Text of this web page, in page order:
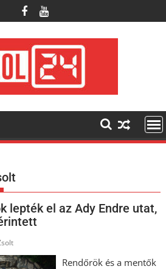
lepték el az Ady Endre utat,
Rendőrök és a mentők